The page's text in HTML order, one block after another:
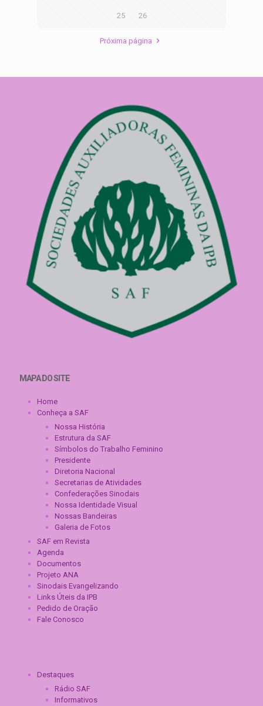
25 26
Próxima página
MAPA DO SITE
Home
Conheça a SAF
Nossa História
Estrutura da SAF
Símbolos do Trabalho Feminino
Presidente
Diretoria Nacional
Secretarias de Atividades
Confederações Sinodais
Nossa Identidade Visual
Nossas Bandeiras
Galeria de Fotos
SAF em Revista
Agenda
Documentos
Projeto ANA
Sinodais Evangelizando
Links Úteis da IPB
Pedido de Oração
Fale Conosco
Destaques
Rádio SAF
Informativos